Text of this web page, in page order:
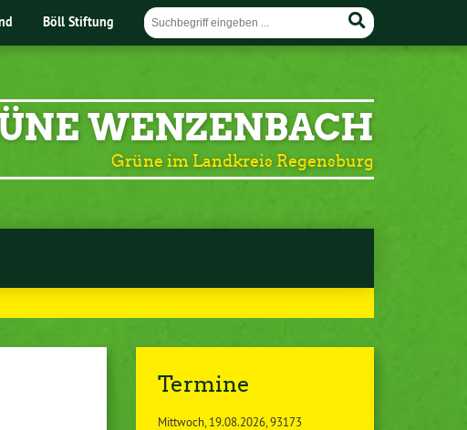
Böll Stiftung
WENZENBACH
Grüne im Landkreis Regensburg
Termine
Mittwoch 19.08.2026 93173